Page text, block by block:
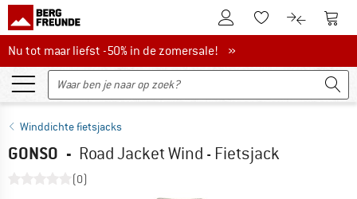
De klantenaccount
Naar deNaar de
Nu tot maar liefst -50% in de zomersale!
Nu tot maar liefst -50% in de zomersale! »
Winddichte fietsjacks
GONSO - Road Jacket Wind - Fietsjack
(0)